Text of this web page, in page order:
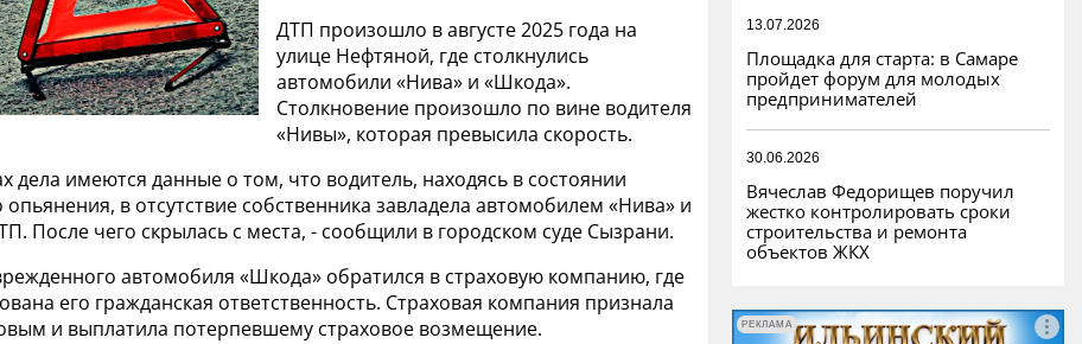
ДТП произошло в августе 2025 года на
улице Нефтяной, где столкнулись
автомобили «Нива» и «Шкода».
Столкновение произошло по вине водителя
«Нивы», которая превысила скорость.
дела имеются данные о том, что водитель, находясь в состоянии
опьянения, в отсутствие собственника завладела автомобилем «Нива» и
После чего скрылась с места, - сообщили в городском суде Сызрани.
автомобиля «Шкода» обратился в страховую компанию, где
его гражданская ответственность. Страховая компания признала
и выплатила потерпевшему страховое возмещение.
13.07.2026
Площадка для старта: в Самаре
пройдет форум для молодых
предпринимателей
30.06.2026
Вячеслав Федорищев поручил
жестко контролировать сроки
строительства и ремонта
объектов ЖКХ
РЕКЛАМА